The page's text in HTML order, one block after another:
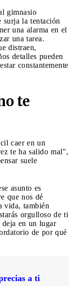
gimnasio
surja la tentación
una alarma en el
una tarea.
distraen,
detalles pueden
constantemente
te
caer en un
te ha salido mal",
suele
asunto es
que nos dé
vida, también
orgulloso de ti
en un lugar
de por qué
a ti